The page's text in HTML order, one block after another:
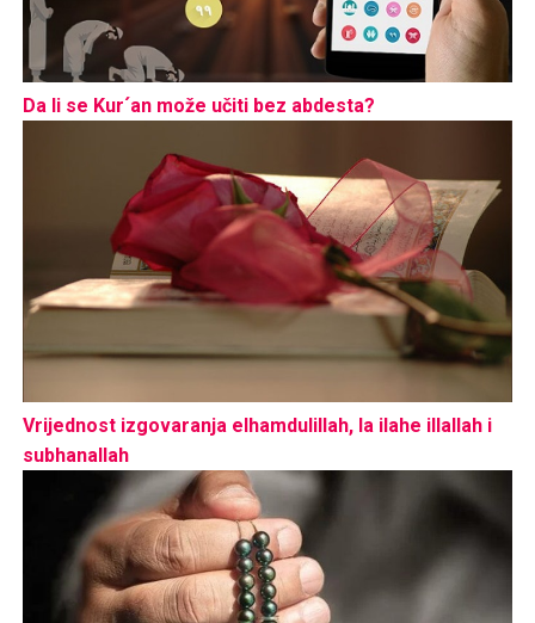
Da li se Kur´an može učiti bez abdesta?
Vrijednost izgovaranja elhamdulillah, la ilahe illallah i
subhanallah